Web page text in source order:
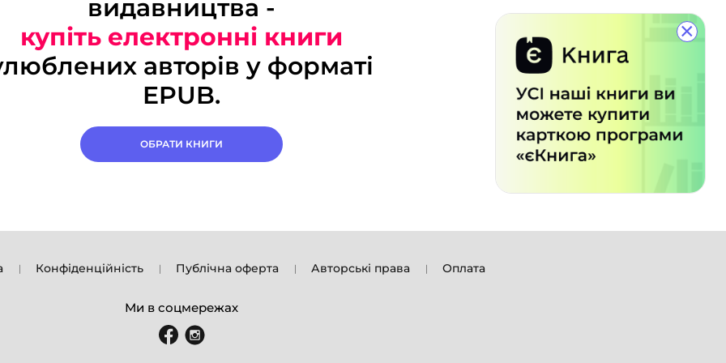
×
видавництва -
купіть електронні книги
авторів у форматі
EPUB.
ОБРАТИ КНИГИ
Конфіденційність Публічна оферта Авторські права Оплата
Ми в соцмережах